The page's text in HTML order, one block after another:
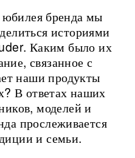
бренда мы
историями
Каким было их
связанное с
наши продукты
В ответах наших
моделей и
прослеживается
и семьи.